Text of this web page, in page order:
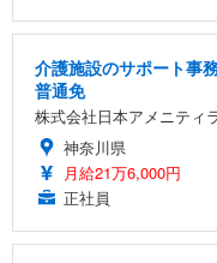
介護施設のサポート事
普通免
株式会社日本アメニティ
神奈川県
月給21万6,000円
正社員